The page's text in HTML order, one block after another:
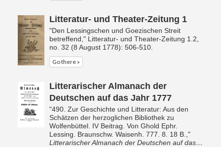
Litteratur- und Theater-Zeitung 1
"Den Lessingschen und Goezischen Streit
betreffend," Litteratur- und Theater-Zeitung 1.2,
no. 32 (8 August 1778): 506-510.
Go there »
Litterarischer Almanach der
Deutschen auf das Jahr 1777
"490. Zur Geschichte und Litteratur: Aus den
Schätzen der herzoglichen Bibliothek zu
Wolfenbüttel. IV Beitrag. Von Ghold Ephr.
Lessing. Braunschw. Waisenh. 777. 8. 18 B.,"
Litterarischer Almanach der Deutschen auf das…